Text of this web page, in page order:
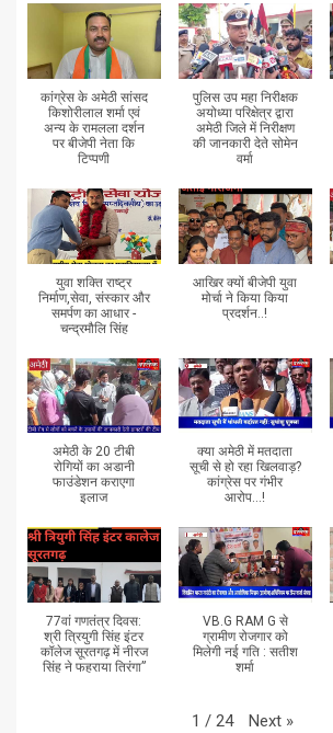
कांग्रेस के अमेठी सांसद
किशोरीलाल शर्मा एवं
अन्य के रामलला दर्शन
पर बीजेपी नेता कि
टिप्पणी
पुलिस उप महा निरीक्षक
अयोध्या परिक्षेत्र द्वारा
अमेठी जिले में निरीक्षण
की जानकारी देते सोमेन
वर्मा
युवा शक्ति राष्ट्र
निर्माण,सेवा, संस्कार और
समर्पण का आधार -
चन्द्रमौलि सिंह
आखिर क्यों बीजेपी युवा
मोर्चा ने किया किया
प्रदर्शन..!
अमेठी के 20 टीबी
रोगियों का अडानी
फाउंडेशन कराएगा
इलाज
क्या अमेठी में मतदाता
सूची से हो रहा खिलवाड़?
कांग्रेस पर गंभीर
आरोप...!
77वां गणतंत्र दिवस:
श्री त्रियुगी सिंह इंटर
कॉलेज सूरतगढ़ में नीरज
सिंह ने फहराया तिरंगा”
VB.G RAM G से
ग्रामीण रोजगार को
मिलेगी नई गति : सतीश
शर्मा
1 / 24 Next »